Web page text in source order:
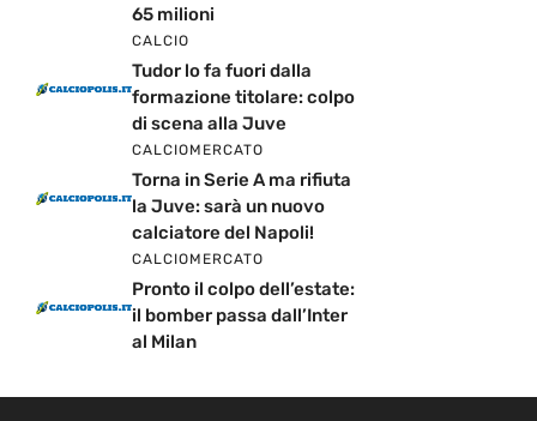
65 milioni
CALCIO
Tudor lo fa fuori dalla
formazione titolare: colpo
di scena alla Juve
CALCIOMERCATO
Torna in Serie A ma rifiuta
la Juve: sarà un nuovo
calciatore del Napoli!
CALCIOMERCATO
Pronto il colpo dell’estate:
il bomber passa dall’Inter
al Milan